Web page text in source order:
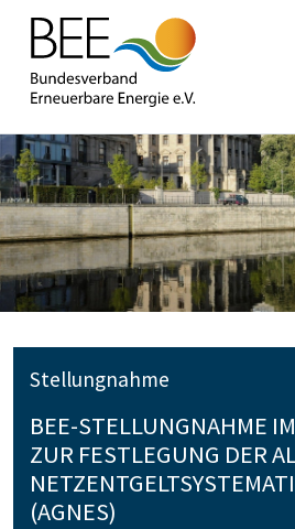
Stellungnahme
BEE-STELLUNGNAHME
ZUR FESTLEGUNG DER
(AGNES)